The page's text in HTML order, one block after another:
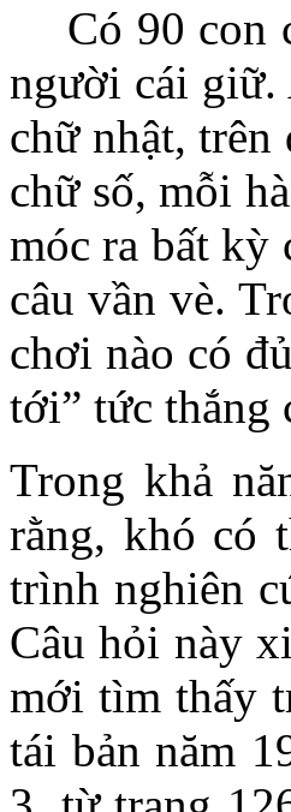
Có 90 con
người cái giữ.
chữ nhật,
chữ số, mỗi
móc ra bất kỳ
câu vần vè.
chơi nào có
tới” tức thắng
Trong khả
rằng, khó có
trình nghiên
Câu hỏi này
mới tìm thấy
tái bản năm